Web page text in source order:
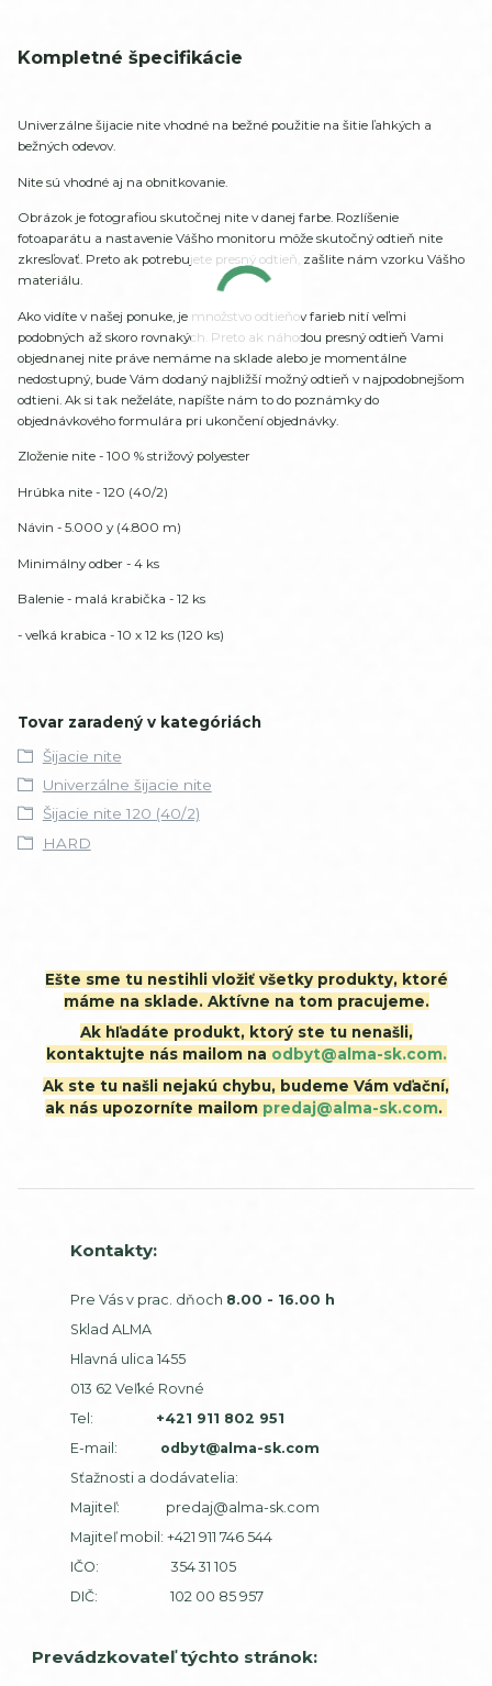
Kompletné špecifikácie
Univerzálne šijacie nite vhodné na bežné použitie na šitie ľahkých a
bežných odevov.
Nite sú vhodné aj na obnitkovanie.
Obrázok je fotografiou skutočnej nite v danej farbe. Rozlíšenie
fotoaparátu a nastavenie Vášho monitoru môže skutočný odtieň nite
zkresľovať. Preto ak potrebujete presný odtieň, zašlite nám vzorku Vášho
materiálu.
Ako vidíte v našej ponuke, je množstvo odtieňov farieb nití veľmi
podobných až skoro rovnakých. Preto ak náhodou presný odtieň Vami
objednanej nite práve nemáme na sklade alebo je momentálne
nedostupný, bude Vám dodaný najbližší možný odtieň v najpodobnejšom
odtieni. Ak si tak neželáte, napíšte nám to do poznámky do
objednávkového formulára pri ukončení objednávky.
Zloženie nite - 100 % strižový polyester
Hrúbka nite - 120 (40/2)
Návin - 5.000 y (4.800 m)
Minimálny odber - 4 ks
Balenie - malá krabička - 12 ks
- veľká krabica - 10 x 12 ks (120 ks)
Tovar zaradený v kategóriách
Šijacie nite
Univerzálne šijacie nite
Šijacie nite 120 (40/2)
HARD
Ešte sme tu nestihli vložiť všetky produkty, ktoré
máme na sklade. Aktívne na tom pracujeme.
Ak hľadáte produkt, ktorý ste tu nenašli,
kontaktujte nás mailom na odbyt@alma-sk.com.
Ak ste tu našli nejakú chybu, budeme Vám vďační,
ak nás upozorníte mailom predaj@alma-sk.com.
Kontakty:
Pre Vás v prac. dňoch 8.00 - 16.00 h
Sklad ALMA
Hlavná ulica 1455
013 62 Veľké Rovné
Tel:
+421 911 802 951
E-mail: odbyt@alma-sk.com
Sťažnosti a dodávatelia:
Majiteľ: predaj@alma-sk.com
Majiteľ mobil: +421 911 746 544
IČO: 354 31 105
DIČ: 102 00 85 957
Prevádzkovateľ týchto stránok: